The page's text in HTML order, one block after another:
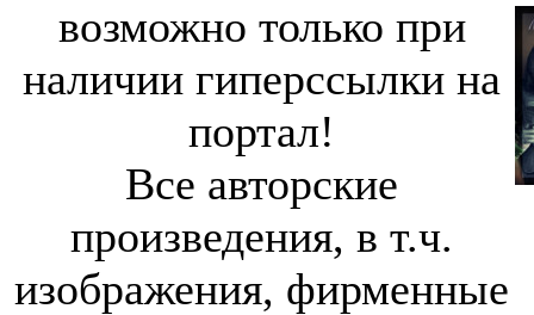
возможно только при
наличии гиперссылки на
портал!
Все авторские
произведения, в т.ч.
изображения, фирменные